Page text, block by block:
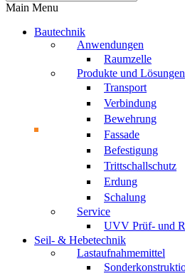
Main Menu
Bautechnik
Anwendungen
Raumzelle
Produkte und Lösungen
Transport
Verbindung
Bewehrung
Fassade
Befestigung
Trittschallschutz
Erdung
Schalung
Service
UVV Prüf- und
Seil- & Hebetechnik
Lastaufnahmemittel